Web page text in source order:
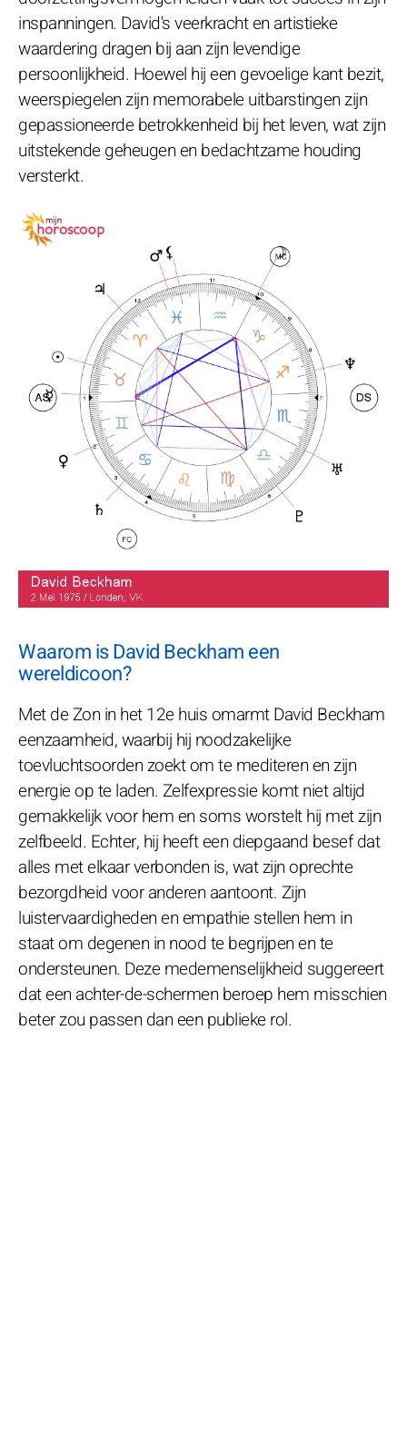
inspanningen. David's veerkracht en artistieke
waardering dragen bij aan zijn levendige
persoonlijkheid. Hoewel hij een gevoelige kant bezit,
weerspiegelen zijn memorabele uitbarstingen zijn
gepassioneerde betrokkenheid bij het leven, wat zijn
uitstekende geheugen en bedachtzame houding
versterkt.
Waarom is David Beckham een
wereldicoon?
Met de Zon in het 12e huis omarmt David Beckham
eenzaamheid, waarbij hij noodzakelijke
toevluchtsoorden zoekt om te mediteren en zijn
energie op te laden. Zelfexpressie komt niet altijd
gemakkelijk voor hem en soms worstelt hij met zijn
zelfbeeld. Echter, hij heeft een diepgaand besef dat
alles met elkaar verbonden is, wat zijn oprechte
bezorgdheid voor anderen aantoont. Zijn
luistervaardigheden en empathie stellen hem in
staat om degenen in nood te begrijpen en te
ondersteunen. Deze medemenselijkheid suggereert
dat een achter-de-schermen beroep hem misschien
beter zou passen dan een publieke rol.